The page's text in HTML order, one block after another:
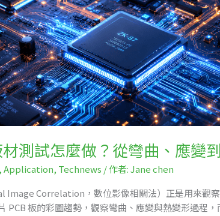
材測試怎麼做？從彎曲、應變
,Application, Technews / 作者:Jane chen
Image Correlation，數位影像相關法）正是用來觀
PCB 板的彩圖趨勢，觀察彎曲、應變與熱變形過程